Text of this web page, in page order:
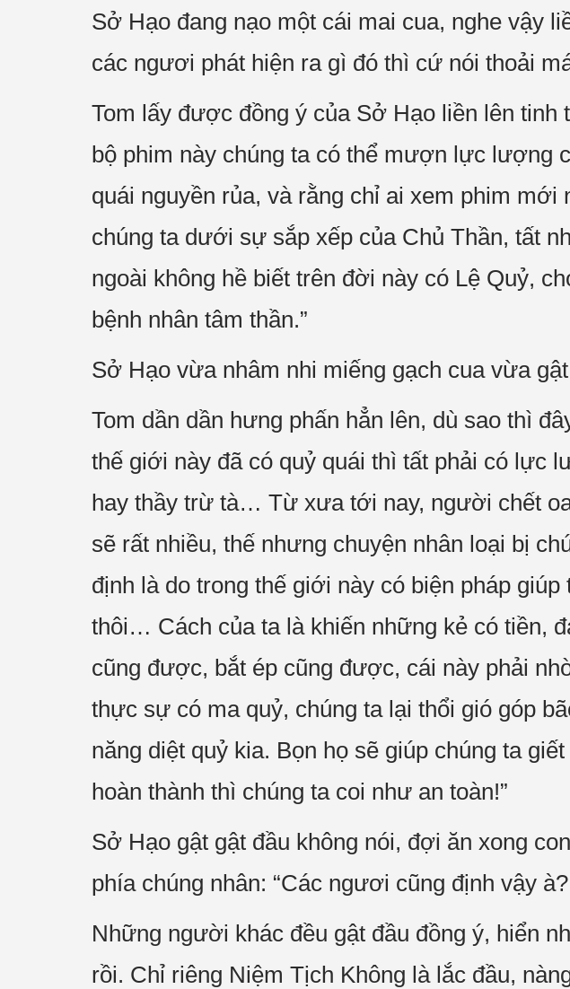
Sở Hạo đang nạo một cái mai cua, nghe vậy
các ngươi phát hiện ra gì đó thì cứ nói thoải
Tom lấy được đồng ý của Sở Hạo liền lên tinh
bộ phim này chúng ta có thể mượn lực lượng
quái nguyền rủa, và rằng chỉ ai xem phim
chúng ta dưới sự sắp xếp của Chủ Thần, tất
ngoài không hề biết trên đời này có Lệ Quỷ,
bệnh nhân tâm thần.”
Sở Hạo vừa nhâm nhi miếng gạch cua vừa
Tom dần dần hưng phấn hẳn lên, dù sao thì
thế giới này đã có quỷ quái thì tất phải có lực
hay thầy trừ tà… Từ xưa tới nay, người chết
sẽ rất nhiều, thế nhưng chuyện nhân loại bị
định là do trong thế giới này có biện pháp
thôi… Cách của ta là khiến những kẻ có tiền,
cũng được, bắt ép cũng được, cái này phải
thực sự có ma quỷ, chúng ta lại thổi gió góp
năng diệt quỷ kia. Bọn họ sẽ giúp chúng ta
hoàn thành thì chúng ta coi như an toàn!”
Sở Hạo gật gật đầu không nói, đợi ăn xong
phía chúng nhân: “Các ngươi cũng định vậy
Những người khác đều gật đầu đồng ý, hiển
rồi. Chỉ riêng Niệm Tịch Không là lắc đầu,